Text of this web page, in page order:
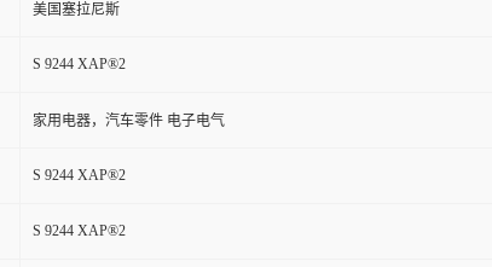
美国塞拉尼斯
S 9244 XAP®2
家用电器，汽车零件 电子电气
S 9244 XAP®2
S 9244 XAP®2